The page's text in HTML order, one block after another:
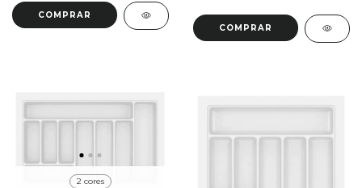
COMPRAR
COMPRAR
2 cores